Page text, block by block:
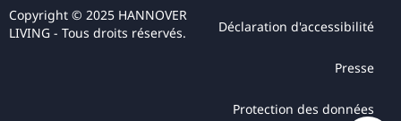
Copyright © 2025 HANNOVER
LIVING - Tous droits réservés.
Déclaration d'accessibilité
Presse
Protection des données